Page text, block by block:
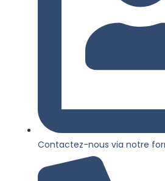
Contactez-nous via notre